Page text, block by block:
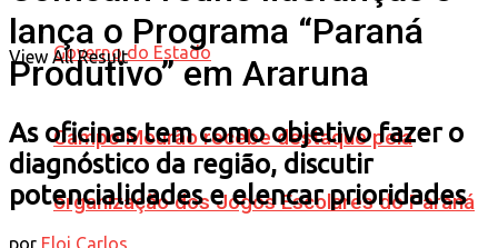
Campo Mourão recebe destaque pela
organização dos Jogos Escolares do Paraná
View All Result
lança o Programa “Paraná
Produtivo” em Araruna
As oficinas tem como objetivo fazer o
diagnóstico da região, discutir
potencialidades e elencar prioridades
por Eloi Carlos